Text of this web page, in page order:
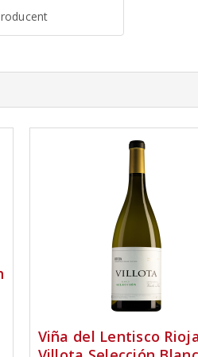
Viña del Lentisco